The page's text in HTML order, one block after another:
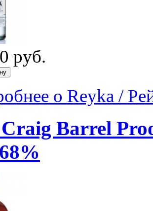
руб.
о Reyka /
Barrel